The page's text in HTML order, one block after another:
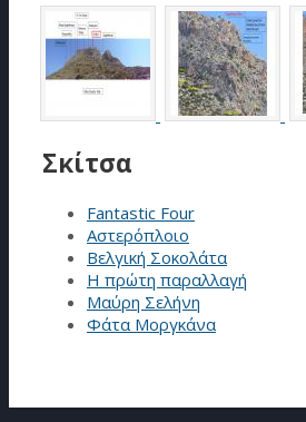
Σκίτσα
Fantastic Four
Αστερόπλοιο
Βελγική Σοκολάτα
Η πρώτη παραλλαγή
Μαύρη Σελήνη
Φάτα Μοργκάνα